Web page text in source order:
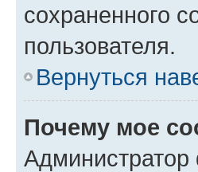
сохраненного
пользователя.
Вернуться
Почему мое